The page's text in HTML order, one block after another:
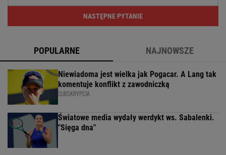
NASTĘPNE PYTANIE
POPULARNE NAJNOWSZE
Niewiadoma jest wielka jak Pogacar. A Lang tak
komentuje konflikt z zawodniczką
SUBSKRYPCJA
Światowe media wydały werdykt ws. Sabalenki.
"Sięga dna"